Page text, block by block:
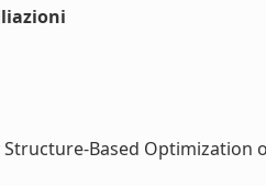
Based